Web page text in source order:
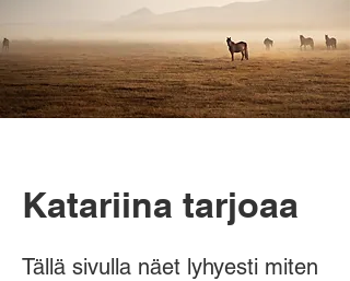
Katariina tarjoaa
Tällä sivulla näet lyhyesti miten